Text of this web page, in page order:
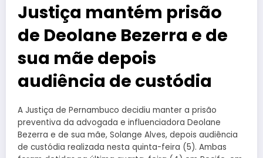
Justiça mantém prisão
de Deolane Bezerra e de
sua mãe depois
audiência de custódia
A Justiça de Pernambuco decidiu manter a prisão
preventiva da advogada e influenciadora Deolane
Bezerra e de sua mãe, Solange Alves, depois audiência
de custódia realizada nesta quinta-feira (5). Ambas